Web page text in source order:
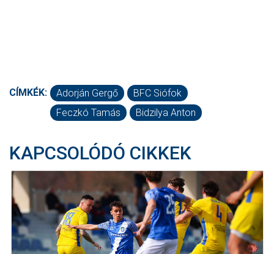
CÍMKÉK: Adorján Gergő
BFC Siófok
Feczkó Tamás
Bidzilya Anton
KAPCSOLÓDÓ CIKKEK